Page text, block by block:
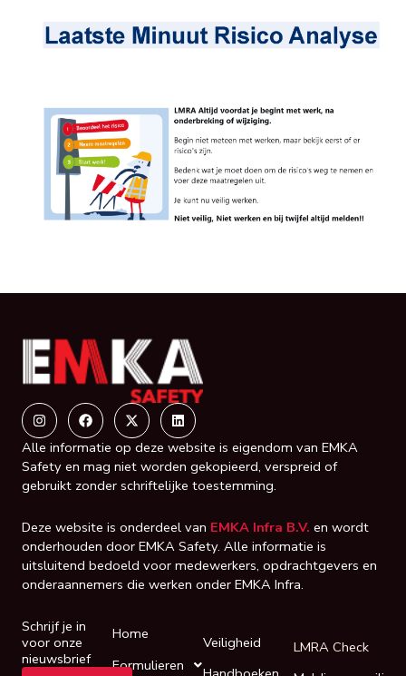
InstagramFacebook
X-
twitter
Linkedin
Alle informatie op deze website is eigendom van EMKA
Safety en mag niet worden gekopieerd, verspreid of
gebruikt zonder schriftelijke toestemming.
Deze website is onderdeel van EMKA Infra B.V. en wordt
onderhouden door EMKA Safety. Alle informatie is
uitsluitend bedoeld voor medewerkers, opdrachtgevers en
onderaannemers die werken onder EMKA Infra.
Schrijf je in
voor onze
nieuwsbrief
Home
Formulieren
Veiligheid
LMRA Check